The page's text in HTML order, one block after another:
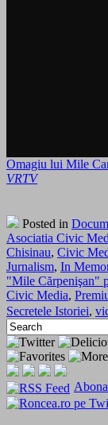
Omagiu lui Mile
VRTV
Posted in
Asociatia Civic
Chisinau, Civic
Jurnalism, In
"Mile Cărpenişan"
Civic Media,
Secretele Istoriei,